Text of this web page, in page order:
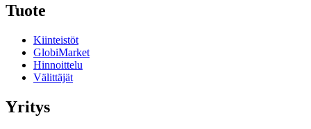
Tuote
Kiinteistöt
GlobiMarket
Hinnoittelu
Välittäjät
Yritys